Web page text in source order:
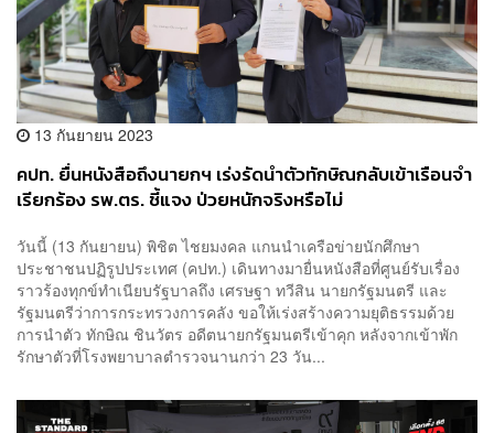
13 กันยายน 2023
คปท.​ ยื่นหนังสือถึงนายกฯ​​ เร่งรัดนำตัว​ทักษิณกลับเข้าเรือนจำ​
เรียกร้อง รพ.ตร. ชี้แจง ป่วยหนักจริงหรือไม่
วันนี้ (13 กันยายน) พิชิต​ ไชยมงคล​ แกนนำเครือข่ายนักศึกษา
ประชาชนปฏิรูปประเทศ​ (คปท.) เดินทางมายื่นหนังสือที่ศูนย์รับเรื่อง
ราวร้องทุกข์ทำเนียบรัฐบาลถึง เศรษฐา​ ทวีสิน นายกรัฐมนตรี และ
รัฐมนตรีว่าการกระทรวงการคลัง​ ขอให้เร่งสร้างความยุติธรรมด้วย
การนำตัว ทักษิณ​ ชินวัตร​ อดีตนายกรัฐมนตรีเข้าคุก​ หลังจากเข้าพัก
รักษาตัวที่โรงพยาบาลตำรวจนานกว่า 23 วัน​ ...